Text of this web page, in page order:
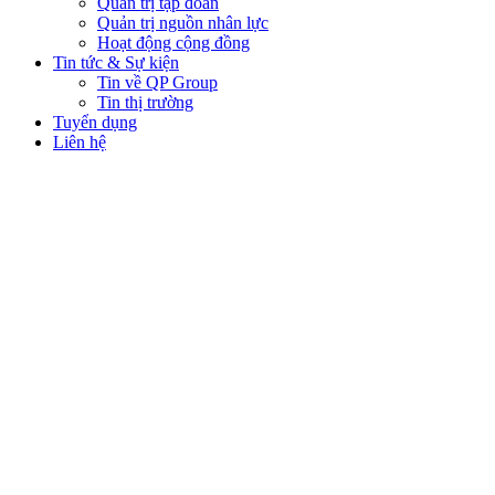
Quản trị nguồn nhân lực
Hoạt động cộng đồng
Tin tức & Sự kiện
Tin về QP Group
Tin thị trường
Tuyển dụng
Liên hệ